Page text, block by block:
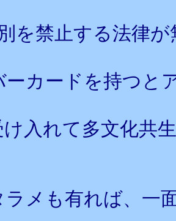
を禁止する法律
ーカードを持つと
入れて多文化共
メも有れば、一